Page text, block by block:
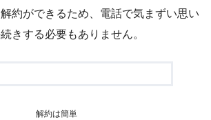
約ができるため、電話で気まずい思い
きする必要もありません。
解約は簡単